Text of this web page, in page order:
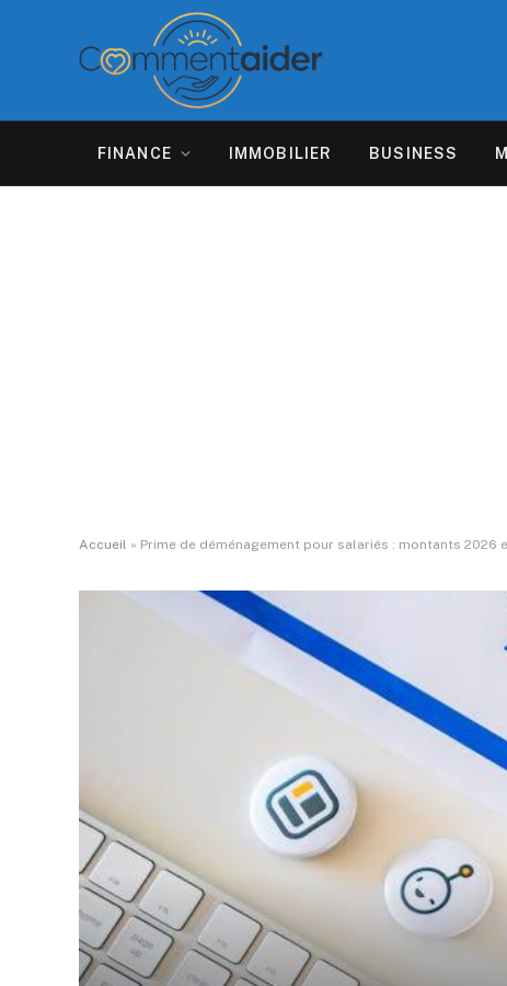
FINANCE IMMOBILIER BUSINESS
Accueil » Prime de déménagement pour salariés : montants 2026